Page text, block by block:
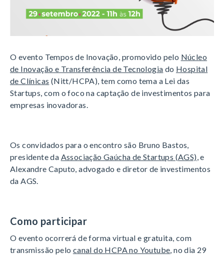
O evento Tempos de Inovação, promovido pelo Núcleo
de Inovação e Transferência de Tecnologia do Hospital
de Clínicas (Nitt/HCPA), tem como tema a Lei das
Startups, com o foco na captação de investimentos para
empresas inovadoras.
Os convidados para o encontro são Bruno Bastos,
presidente da Associação Gaúcha de Startups (AGS), e
Alexandre Caputo, advogado e diretor de investimentos
da AGS.
Como participar
O evento ocorrerá de forma virtual e gratuita, com
transmissão pelo canal do HCPA no Youtube, no dia 29